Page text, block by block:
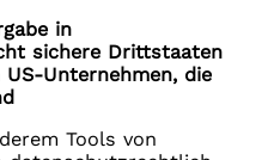
in
sichere Drittstaaten
Unternehmen, die
Tools von